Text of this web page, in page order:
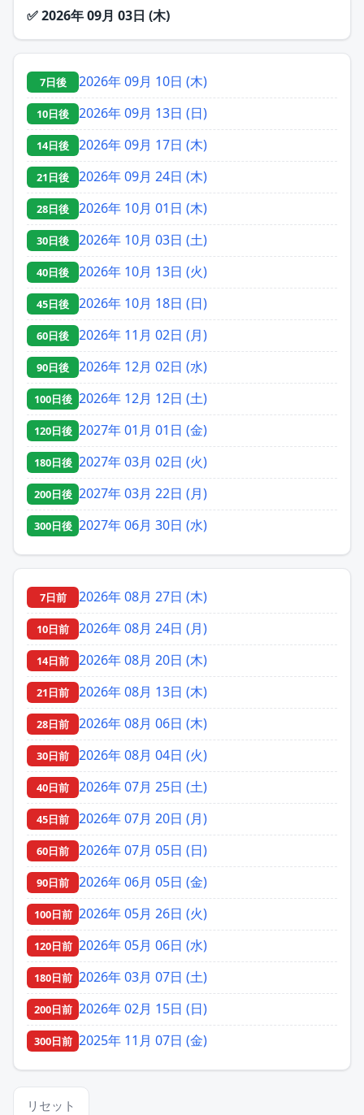
✅2026年 09月 03日 (木)
7日後 2026年 09月 10日 (木)
10日後 2026年 09月 13日 (日)
14日後 2026年 09月 17日 (木)
21日後 2026年 09月 24日 (木)
28日後 2026年 10月 01日 (木)
30日後 2026年 10月 03日 (土)
40日後 2026年 10月 13日 (火)
45日後 2026年 10月 18日 (日)
60日後 2026年 11月 02日 (月)
90日後 2026年 12月 02日 (水)
100日後 2026年 12月 12日 (土)
120日後 2027年 01月 01日 (金)
180日後 2027年 03月 02日 (火)
200日後 2027年 03月 22日 (月)
300日後 2027年 06月 30日 (水)
7日前 2026年 08月 27日 (木)
10日前 2026年 08月 24日 (月)
14日前 2026年 08月 20日 (木)
21日前 2026年 08月 13日 (木)
28日前 2026年 08月 06日 (木)
30日前 2026年 08月 04日 (火)
40日前 2026年 07月 25日 (土)
45日前 2026年 07月 20日 (月)
60日前 2026年 07月 05日 (日)
90日前 2026年 06月 05日 (金)
100日前 2026年 05月 26日 (火)
120日前 2026年 05月 06日 (水)
180日前 2026年 03月 07日 (土)
200日前 2026年 02月 15日 (日)
300日前 2025年 11月 07日 (金)
リセット